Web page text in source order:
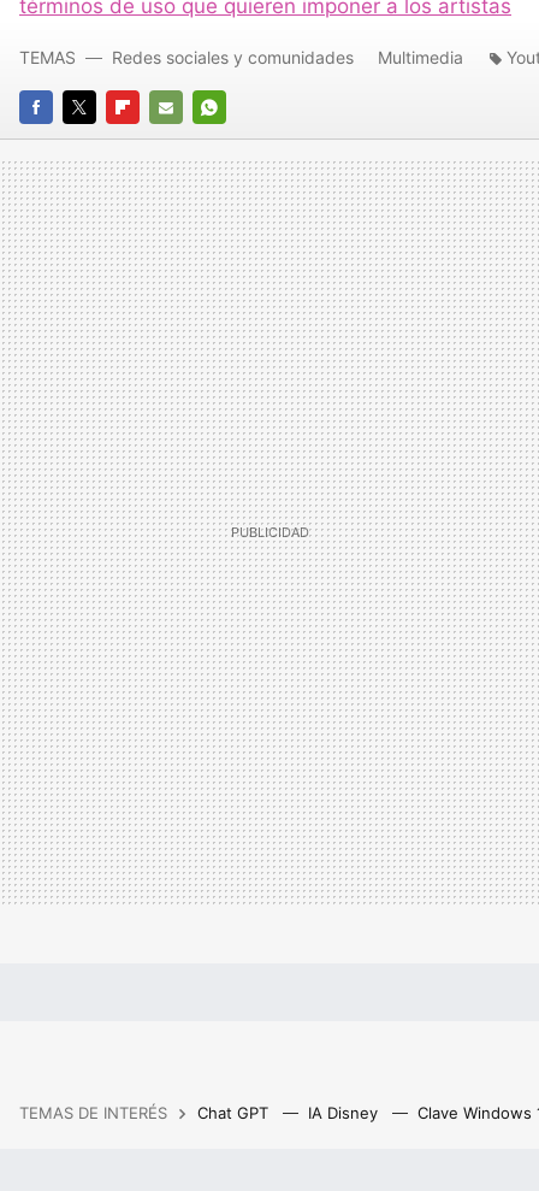
términos de uso que quieren imponer a los artistas
FACEBOOK
TWITTERFLIPBOARD
E-
MAIL
WHATSAPP
TEMAS Redes sociales y comunidades Multimedia
TEMAS DE INTERÉS Chat GPT IA Disney Clave Windows